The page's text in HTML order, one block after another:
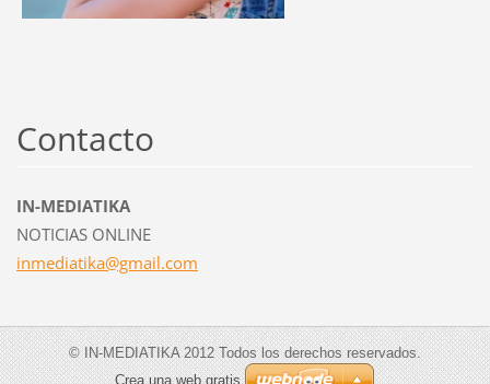
Contacto
IN-MEDIATIKA
NOTICIAS ONLINE
inmediatika@gmail.com
© IN-MEDIATIKA 2012 Todos los derechos reservados.
Crea una web gratis